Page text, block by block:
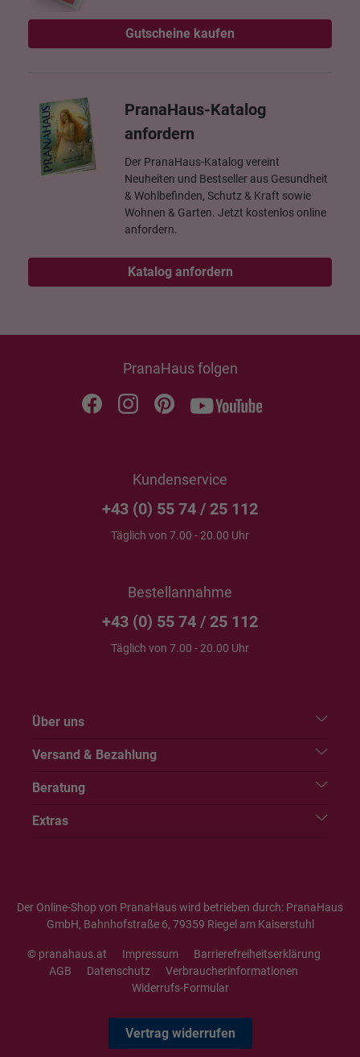
Gutscheine kaufen
PranaHaus-Katalog
anfordern
Der PranaHaus-Katalog vereint
Neuheiten und Bestseller aus Gesundheit
& Wohlbefinden, Schutz & Kraft sowie
Wohnen & Garten. Jetzt kostenlos online
anfordern.
Katalog anfordern
PranaHaus folgen
Kundenservice
+43 (0) 55 74 / 25 112
Täglich von 7.00 - 20.00 Uhr
Bestellannahme
+43 (0) 55 74 / 25 112
Täglich von 7.00 - 20.00 Uhr
Über uns
Versand & Bezahlung
Beratung
Extras
Der Online-Shop von PranaHaus wird betrieben durch: PranaHaus
GmbH, Bahnhofstraße 6, 79359 Riegel am Kaiserstuhl
© pranahaus.at Impressum
Barrierefreiheitserklärung
AGB
Datenschutz
Verbraucherinformationen
Widerrufs-Formular
Vertrag widerrufen